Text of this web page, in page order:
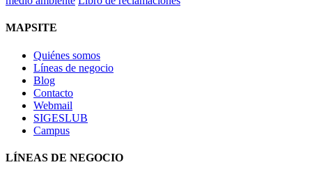
MAPSITE
Quiénes somos
Líneas de negocio
Blog
Contacto
Webmail
SIGESLUB
Campus
LÍNEAS DE NEGOCIO